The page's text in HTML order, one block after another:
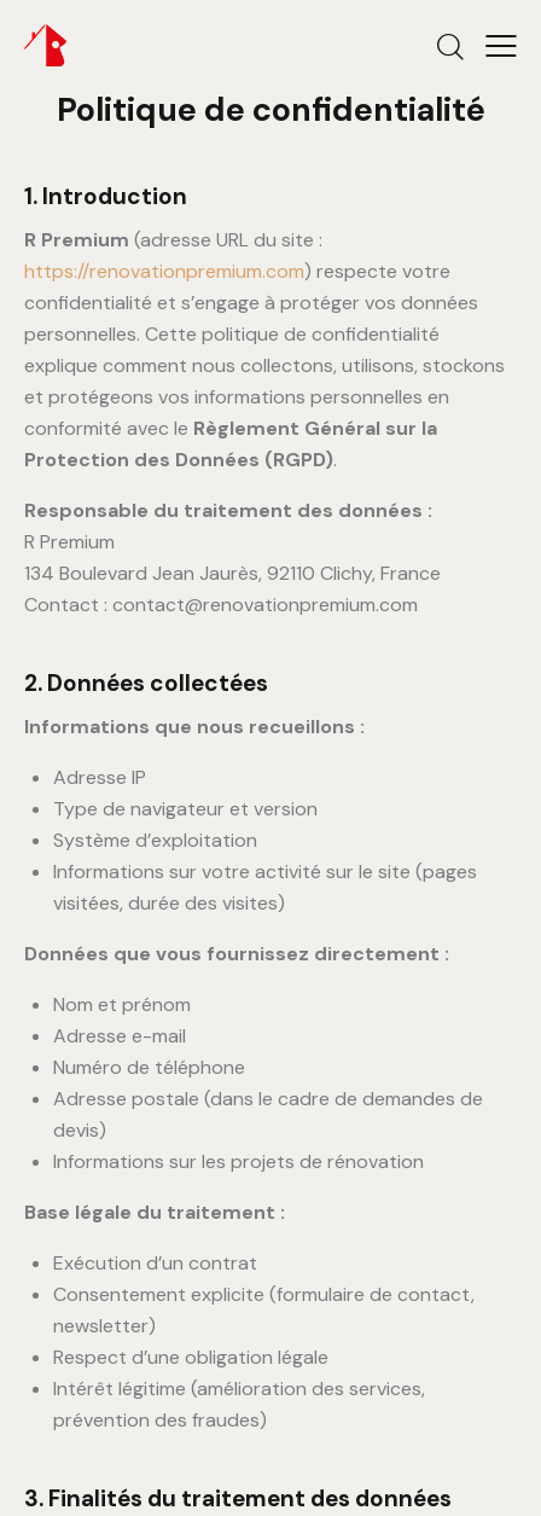
Politique de confidentialité
1. Introduction
R Premium (adresse URL du site :
https://renovationpremium.com) respecte votre
confidentialité et s’engage à protéger vos données
personnelles. Cette politique de confidentialité
explique comment nous collectons, utilisons, stockons
et protégeons vos informations personnelles en
conformité avec le Règlement Général sur la
Protection des Données (RGPD).
Responsable du traitement des données :
R Premium
134 Boulevard Jean Jaurès, 92110 Clichy, France
Contact : contact@renovationpremium.com
2. Données collectées
Informations que nous recueillons :
Adresse IP
Type de navigateur et version
Système d’exploitation
Informations sur votre activité sur le site (pages
visitées, durée des visites)
Données que vous fournissez directement :
Nom et prénom
Adresse e-mail
Numéro de téléphone
Adresse postale (dans le cadre de demandes de
devis)
Informations sur les projets de rénovation
Base légale du traitement :
Exécution d’un contrat
Consentement explicite (formulaire de contact,
newsletter)
Respect d’une obligation légale
Intérêt légitime (amélioration des services,
prévention des fraudes)
3. Finalités du traitement des données